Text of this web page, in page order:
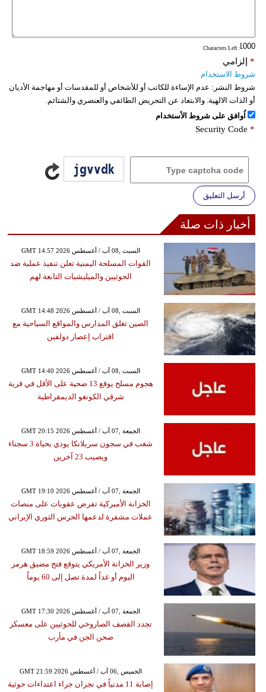
سيارات
: Characters Left
إلزامي *
شروط الاستخدام
شروط النشر: عدم الإساءة للكاتب أو للأشخاص أو للمقدسات أو مهاجمة الأديان
أو الذات الالهية. والابتعاد عن التحريض الطائفي والعنصري والشتائم.
اُوافق على شروط الأستخدام
Security Code *
أرسل التعليق
أخبار ذات صلة
GMT 14:57 2026 السبت ,08 آب / أغسطس
القوات المسلحة اليمنية تعلن تنفيذ عملية ضد
الحوثيين والميليشيات التابعة لهم
GMT 14:48 2026 السبت ,08 آب / أغسطس
الصين تغلق المدارس والمواقع السياحية مع
اقتراب إعصار دولفين
GMT 14:40 2026 السبت ,08 آب / أغسطس
هجوم مسلح يوقع 13 ضحية على الأقل في قرية
شرقي الكونغو الديمقراطية
GMT 20:15 2026 الجمعة ,07 آب / أغسطس
شغب في سجون سريلانكا يودي بحياة 3 سجناء
ويصيب 23 آخرين
GMT 19:10 2026 الجمعة ,07 آب / أغسطس
الخزانة الأميركية تفرض عقوبات على منصات
عملات مشفرة لدعمها الحرس الثوري الإيراني
GMT 18:59 2026 الجمعة ,07 آب / أغسطس
وزير الخزانة الأمريكي يتوقع فتح مضيق هرمز
اليوم أو غداً لمدة تصل إلى 60 يوماً
GMT 17:30 2026 الجمعة ,07 آب / أغسطس
تجدد القصف الصاروخي للحوثيين على معسكر
صحن الجن في مأرب
GMT 21:59 2026 الخميس ,06 آب / أغسطس
إصابة 11 مدنياً في نجران جراء اعتداءات حوثية